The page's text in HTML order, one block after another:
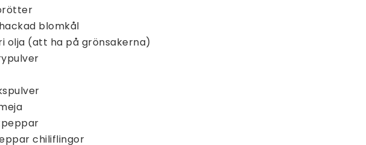
blomkål
olja (att ha på grönsakerna)
chiliflingor